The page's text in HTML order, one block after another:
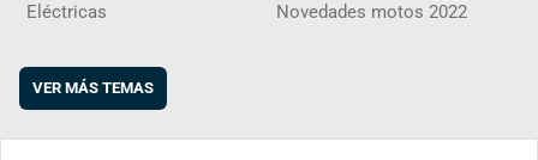
Eléctricas Novedades motos 2022
VER MÁS TEMAS